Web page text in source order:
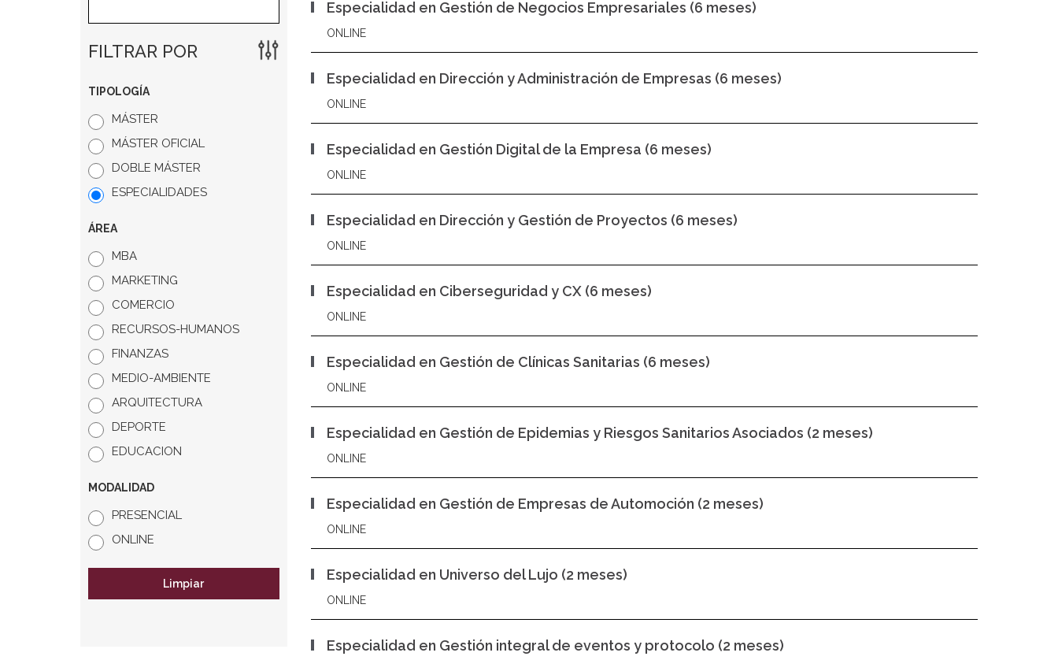
FILTRAR POR
TIPOLOGÍA
MÁSTER
MÁSTER OFICIAL
DOBLE MÁSTER
ESPECIALIDADES
ÁREA
MBA
MARKETING
COMERCIO
RECURSOS-HUMANOS
FINANZAS
MEDIO-AMBIENTE
ARQUITECTURA
DEPORTE
EDUCACION
MODALIDAD
PRESENCIAL
ONLINE
Limpiar
Especialidad en Gestión de Negocios Empresariales (6 meses)
ONLINE
Especialidad en Dirección y Administración de Empresas (6 meses)
ONLINE
Especialidad en Gestión Digital de la Empresa (6 meses)
ONLINE
Especialidad en Dirección y Gestión de Proyectos (6 meses)
ONLINE
Especialidad en Ciberseguridad y CX (6 meses)
ONLINE
Especialidad en Gestión de Clínicas Sanitarias (6 meses)
ONLINE
Especialidad en Gestión de Epidemias y Riesgos Sanitarios Asociados (2 meses)
ONLINE
Especialidad en Gestión de Empresas de Automoción (2 meses)
ONLINE
Especialidad en Universo del Lujo (2 meses)
ONLINE
Especialidad en Gestión integral de eventos y protocolo (2 meses)